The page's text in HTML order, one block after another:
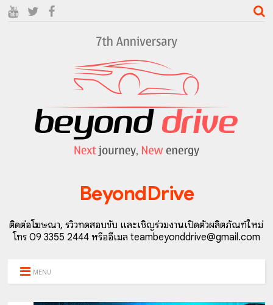
BeyondDrive
ติดต่อโฆษณา, รีวิวทดสอบขับ และเชิญร่วมงานเปิดตัวผลิตภัณฑ์ใหม่
โทร 09 3355 2444 หรืออีเมล teambeyonddrive@gmail.com
MENU